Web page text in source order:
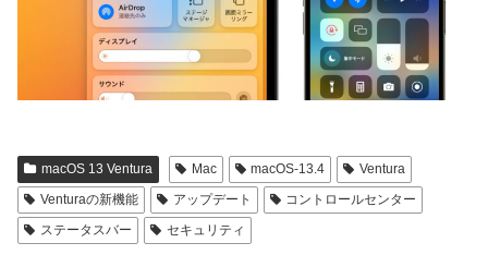
macOS 13 Ventura Mac macOS-13.4
Ventura
Venturaの新機能
アップデート
コントロールセンター
ステータスバー
セキュリティ